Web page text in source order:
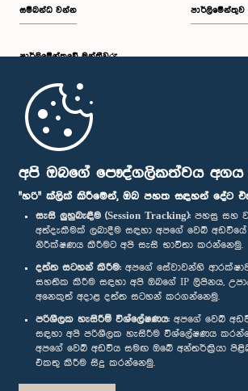
අපි ඔබගේ පෞද්ගලිකත්වය අගය
"හරි" ක්ලික් කිරීමෙන්, ඔබ පහත සඳහන් දේට
සැසි ලුහුබැඳීම (Session Tracking): පහසු සහ
අත්දැකීමක් ලබාදීම සඳහා අපගේ වෙබ් අඩවියේ
නිරීක්ෂණය කිරීමට අපි සැසි භාවිතා කරන්නෙමු.
දත්ත සටහන් කිරීම: අපගේ සේවාවන්හි
සහතික කිරීම සඳහා අපි ඔබගේ IP ලිපිනය,
අනෙකුත් අදාළ දත්ත සටහන් කරගන්නෙමු.
පරිශීලක හැසිරීම් විශ්ලේෂණය: අපගේ වෙබ්
සඳහා අපි පරිශීලක හැසිරීම විශ්ලේෂණය
අපගේ වෙබ් අඩවිය සමඟ ඔබේ අන්තර්ක්‍රියා
එකතු කිරීම සිදු කරන්නෙමු.
සම්බන්ධ වන්න
පාර්ලි‌මේන්තුවේ මන්ත්‍රීවරු
මුල් පිටුව
පාර්ලිමේන්තුව
පාර්ලිමේන්තු ජංගම යෙදුම
අප හා සම්බන්ධ වී සිටින්න :
සම්මාන
පෞද්ගලිකත්ව ප්‍රතිපත්තිය